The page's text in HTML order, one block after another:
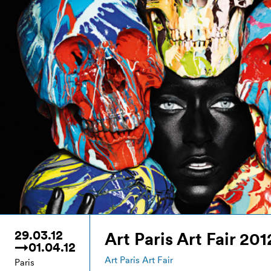
29.03.12
→01.04.12
Paris
Art Paris Art Fair
Art Paris Art Fair